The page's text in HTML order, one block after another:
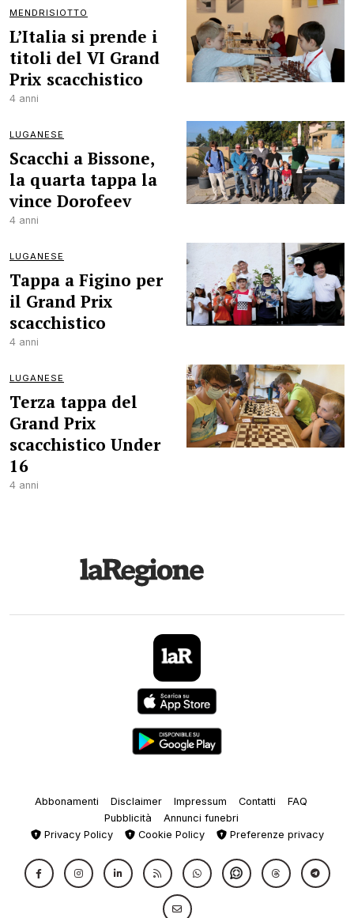
MENDRISIOTTO
L’Italia si prende i
titoli del VI Grand
Prix scacchistico
4 anni
LUGANESE
Scacchi a Bissone,
la quarta tappa la
vince Dorofeev
4 anni
LUGANESE
Tappa a Figino per
il Grand Prix
scacchistico
4 anni
LUGANESE
Terza tappa del
Grand Prix
scacchistico Under
16
4 anni
Abbonamenti Disclaimer Impressum Contatti
FAQ
Pubblicità
Annunci funebri
Privacy Policy
Cookie Policy Preferenze privacy